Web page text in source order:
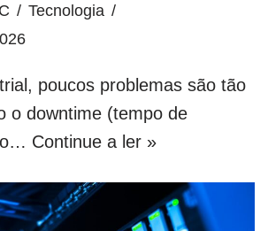
Tecnologia
poucos problemas são tão
o downtime (tempo de
Continue a ler »